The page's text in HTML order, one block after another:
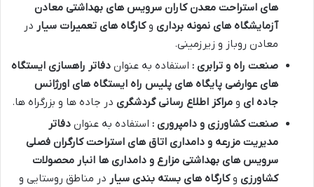
های استراحت معدن کاران سرویس های بهداشتی معادن
آزمایشگاه های نمونه برداری وکارگاه های تعمیرات سیار در
معادن روباز و زیرزمینی.
صنعت راه و ترابری : استفاده به عنوان دفاتر راهسازی ایستگاه
های عوارضی پایگاه های پلیس راه ایستگاه های اورژانس
جاده ای و مراکز اطلاع رسانی گردشگری در جاده ها و بزرگراه ها.
صنعت کشاورزی و دامپروری : استفاده به عنوان دفاتر
مدیریت مزرعه و دامداری اتاق های استراحت کارگران فصلی
سرویس های بهداشتی مزارع و دامداری ها انبار محصولات
کشاورزی وکارگاه های بسته بندی سیار در مناطق روستایی و